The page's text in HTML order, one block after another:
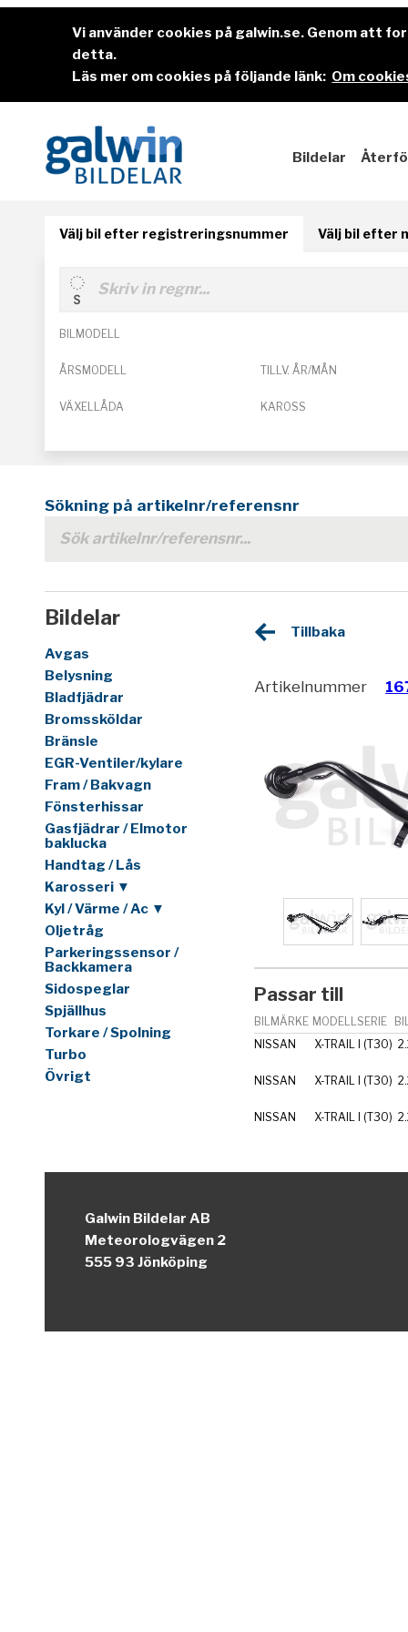
Vi använder cookies på galwin.se. Genom att
detta.
Läs mer om cookies på följande länk: Om
Bildelar
Välj bil efter registreringsnummer Välj bil efter
BILMODELL
ÅRSMODELL TILLV. ÅR/MÅN
VÄXELLÅDA KAROSS
Sökning på artikelnr/referensnr
Bildelar
Avgas
Belysning
Bladfjädrar
Bromssköldar
Bränsle
EGR-Ventiler/kylare
Fram / Bakvagn
Fönsterhissar
Gasfjädrar / Elmotor
baklucka
Handtag / Lås
Karosseri ▼
Kyl / Värme / Ac ▼
Oljetråg
Parkeringssensor /
Backkamera
Sidospeglar
Spjällhus
Torkare / Spolning
Turbo
Övrigt
Tillbaka
Artikelnummer
Passar till
BILMÄRKE MODELLSERIE
NISSAN
X-TRAIL I (T30)
NISSAN X-TRAIL I (T30)
NISSAN X-TRAIL I (T30)
Galwin Bildelar AB
Meteorologvägen 2
555 93 Jönköping